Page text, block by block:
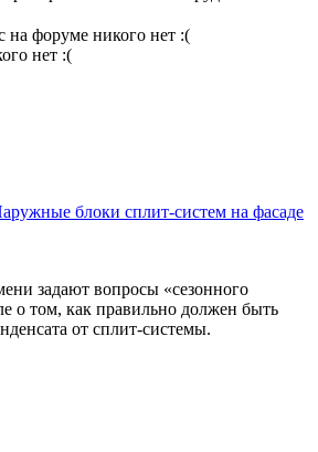
на форуме никого нет :(
нет :(
блоки сплит-систем на фасаде
задают вопросы «сезонного
о том, как правильно должен быть
от сплит-системы.